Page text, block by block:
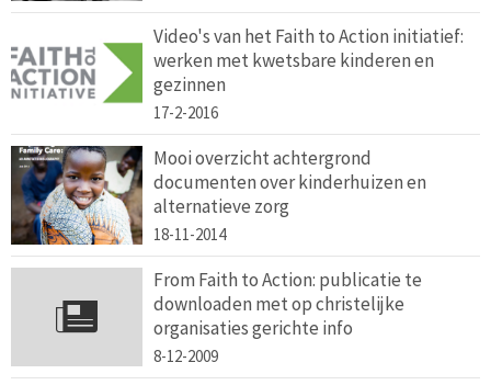
Video's van het Faith to Action initiatief:
werken met kwetsbare kinderen en
gezinnen
17-2-2016
Mooi overzicht achtergrond
documenten over kinderhuizen en
alternatieve zorg
18-11-2014
From Faith to Action: publicatie te
downloaden met op christelijke
organisaties gerichte info
8-12-2009